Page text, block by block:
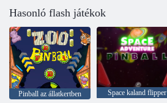
Hasonló flash játékok
Pinball az állatkertben Space kaland flipper